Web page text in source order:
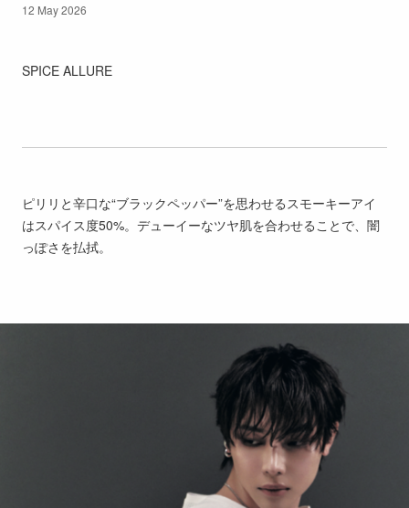
12 May 2026
SPICE ALLURE
ピリリと辛口な“ブラックペッパー”を思わせるスモーキーアイ
はスパイス度50%。デューイーなツヤ肌を合わせることで、闇
っぽさを払拭。